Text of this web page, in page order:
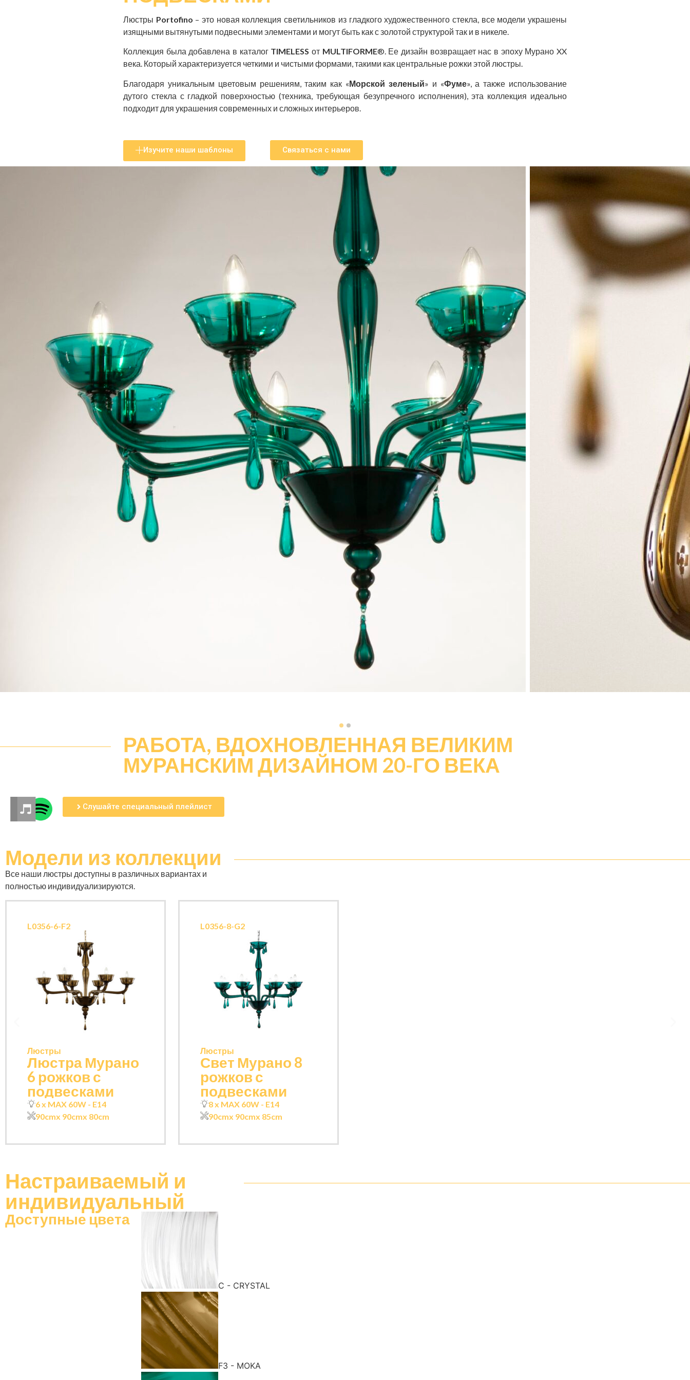
Люстры Portofino – это новая коллекция светильников из гладкого художественного стекла, все модели украшены
изящными вытянутыми подвесными элементами и могут быть как с золотой структурой так и в никеле.
Коллекция была добавлена ​​в каталог TIMELESS от MULTIFORME®. Ее дизайн возвращает нас в эпоху Мурано XX
века. Который характеризуется четкими и чистыми формами, такими как центральные рожки этой люстры.
Благодаря уникальным цветовым решениям, таким как «Морской зеленый» и «Фуме», а также использование
дутого стекла с гладкой поверхностью (техника, требующая безупречного исполнения), эта коллекция идеально
подходит для украшения современных и сложных интерьеров.
Изучите наши шаблоны Связаться с нами
РАБОТА, ВДОХНОВЛЕННАЯ ВЕЛИКИМ
МУРАНСКИМ ДИЗАЙНОМ 20-ГО ВЕКА
Слушайте специальный плейлист
Модели из коллекции
Все наши люстры доступны в различных вариантах и ​​
полностью индивидуализируются.
Люстры
Люстра Мурано
6 рожков с
подвесками
L0356-6-F2
6 x MAX 60W - E14
90cmx 90cmx 80cm
Люстры
Свет Мурано 8
рожков с
подвесками
L0356-8-G2
8 x MAX 60W - E14
90cmx 90cmx 85cm
Настраиваемый и
индивидуальный
Доступные цвета
C - CRYSTAL
F3 - MOKA